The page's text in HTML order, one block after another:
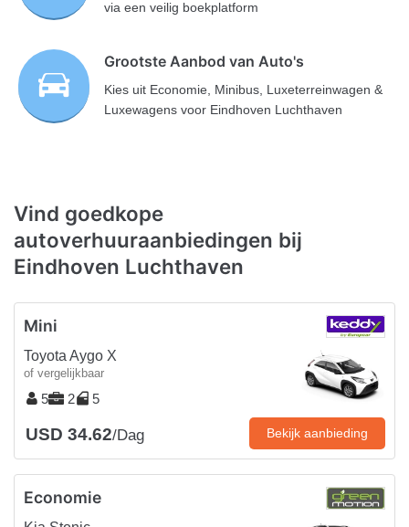
via een veilig boekplatform
Grootste Aanbod van Auto's
Kies uit Economie, Minibus, Luxeterreinwagen &
Luxewagens voor Eindhoven Luchthaven
Vind goedkope
autoverhuuraanbiedingen bij
Eindhoven Luchthaven
Mini
Toyota Aygo X
of vergelijkbaar
5 2 5
USD 34.62/Dag Bekijk aanbieding
Economie